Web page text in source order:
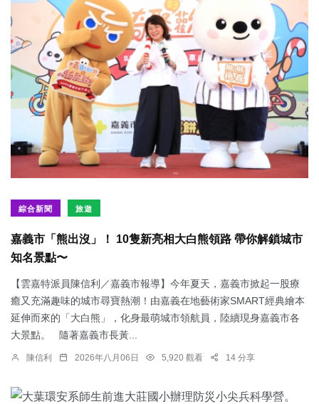
綜合新聞 旅遊
嘉義市「熊出沒」！ 10隻新亮相大白熊領路 帶你解鎖城市
知名景點〜
【雲嘉特派員陳信利／嘉義市報導】今年夏天，嘉義市掀起一股療
癒又充滿趣味的城市尋寶熱潮！由嘉義在地藝術家SMART經典繪本
延伸而來的「大白熊」，化身最萌城市領航員，陸續現身嘉義市各
大景點。 隨著嘉義市長黃...
陳信利 2026年八月06日 5,920 觀看 14 分享